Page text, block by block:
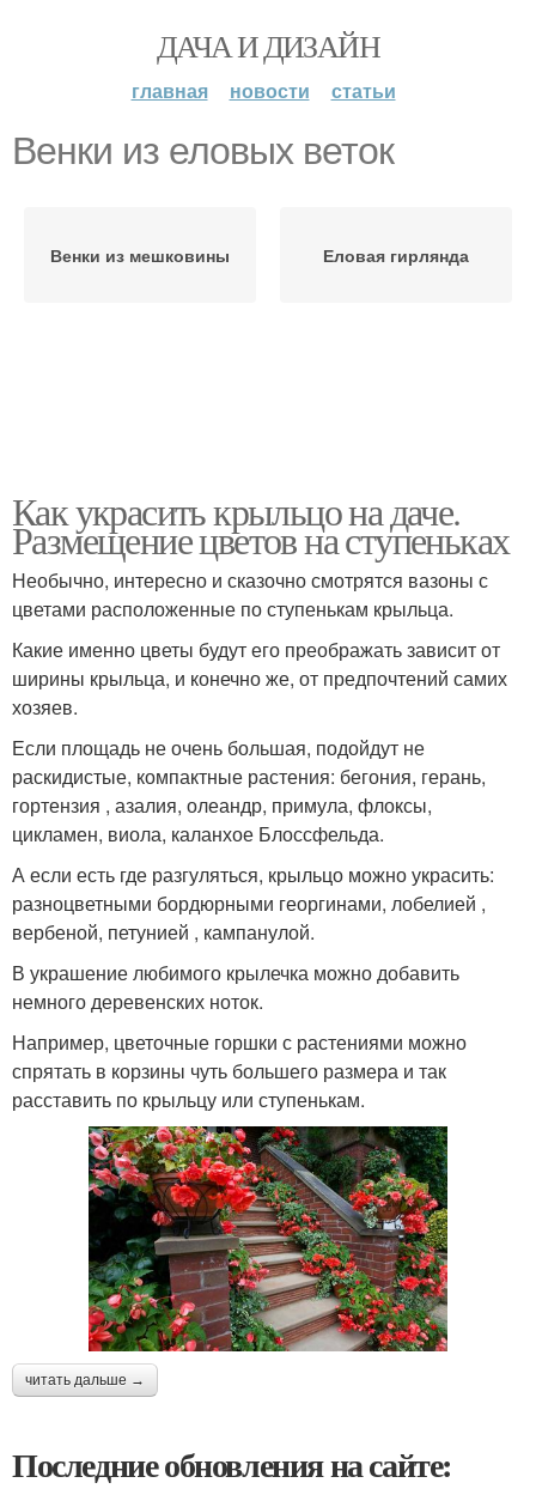
ДАЧА И ДИЗАЙН
главная новости статьи
Венки из еловых веток
Венки из мешковины Еловая гирлянда
Как украсить крыльцо на даче.
Размещение цветов на ступеньках
Необычно, интересно и сказочно смотрятся вазоны с
цветами расположенные по ступенькам крыльца.
Какие именно цветы будут его преображать зависит от
ширины крыльца, и конечно же, от предпочтений самих
хозяев.
Если площадь не очень большая, подойдут не
раскидистые, компактные растения: бегония, герань,
гортензия , азалия, олеандр, примула, флоксы,
цикламен, виола, каланхое Блоссфельда.
А если есть где разгуляться, крыльцо можно украсить:
разноцветными бордюрными георгинами, лобелией ,
вербеной, петунией , кампанулой.
В украшение любимого крылечка можно добавить
немного деревенских ноток.
Например, цветочные горшки с растениями можно
спрятать в корзины чуть большего размера и так
расставить по крыльцу или ступенькам.
читать дальше →
Последние обновления на сайте: